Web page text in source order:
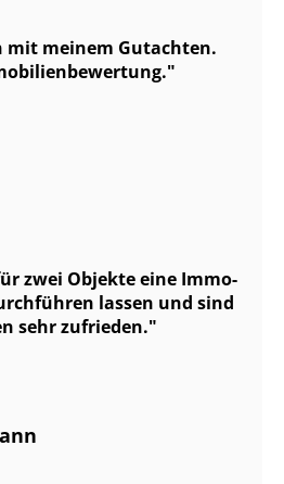
mit meinem Gutachten.
zwei Objekte eine Im­mo­
lassen und sind
sehr zufrieden.